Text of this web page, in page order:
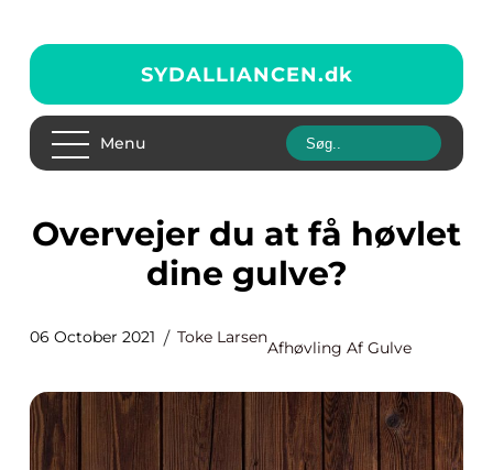
SYDALLIANCEN.dk
Menu
Overvejer du at få høvlet
dine gulve?
06 October 2021 Toke Larsen
Afhøvling Af Gulve